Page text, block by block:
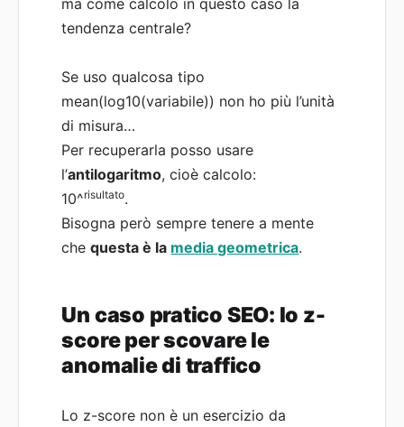
ma come calcolo in questo caso la
tendenza centrale?
Se uso qualcosa tipo
mean(log10(variabile)) non ho più l’unità
di misura…
Per recuperarla posso usare
l’antilogaritmo, cioè calcolo:
10^risultato.
Bisogna però sempre tenere a mente
chequesta è la media geometrica.
Un caso pratico SEO: lo z-
score per scovare le
anomalie di traffico
Lo z-score non è un esercizio da